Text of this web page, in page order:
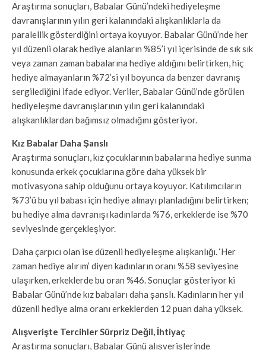
Araştırma sonuçları, Babalar Günü’ndeki hediyeleşme
davranışlarının yılın geri kalanındaki alışkanlıklarla da
paralellik gösterdiğini ortaya koyuyor. Babalar Günü’nde her
yıl düzenli olarak hediye alanların %85’i yıl içerisinde de sık sık
veya zaman zaman babalarına hediye aldığını belirtirken, hiç
hediye almayanların %72’si yıl boyunca da benzer davranış
sergilediğini ifade ediyor. Veriler, Babalar Günü’nde görülen
hediyeleşme davranışlarının yılın geri kalanındaki
alışkanlıklardan bağımsız olmadığını gösteriyor.
Kız Babalar Daha Şanslı
Araştırma sonuçları, kız çocuklarının babalarına hediye sunma
konusunda erkek çocuklarına göre daha yüksek bir
motivasyona sahip olduğunu ortaya koyuyor. Katılımcıların
%73’ü bu yıl babası için hediye almayı planladığını belirtirken;
bu hediye alma davranışı kadınlarda %76, erkeklerde ise %70
seviyesinde gerçekleşiyor.
Daha çarpıcı olan ise düzenli hediyeleşme alışkanlığı. ‘Her
zaman hediye alırım’ diyen kadınların oranı %58 seviyesine
ulaşırken, erkeklerde bu oran %46. Sonuçlar gösteriyor ki
Babalar Günü’nde kız babaları daha şanslı. Kadınların her yıl
düzenli hediye alma oranı erkeklerden 12 puan daha yüksek.
Alışverişte Tercihler Sürpriz Değil, İhtiyaç
Araştırma sonuçları, Babalar Günü alışverişlerinde